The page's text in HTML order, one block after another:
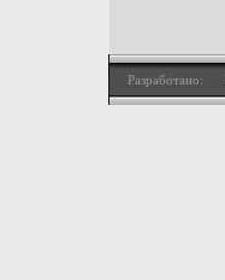
Разработано: